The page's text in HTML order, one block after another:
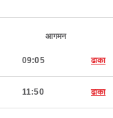
आगमन
09:05 ढाका
11:50 ढाका